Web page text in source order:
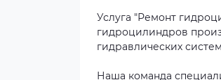
Услуга "Ремонт
гидроцилиндров
гидравлических
Наша команда